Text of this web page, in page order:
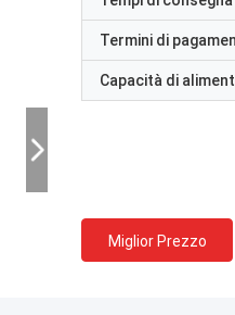
Termini di
Capacità di
Miglior Prezzo